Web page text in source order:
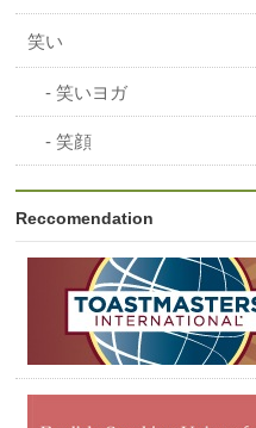
笑い
笑いヨガ
笑顔
Reccomendation